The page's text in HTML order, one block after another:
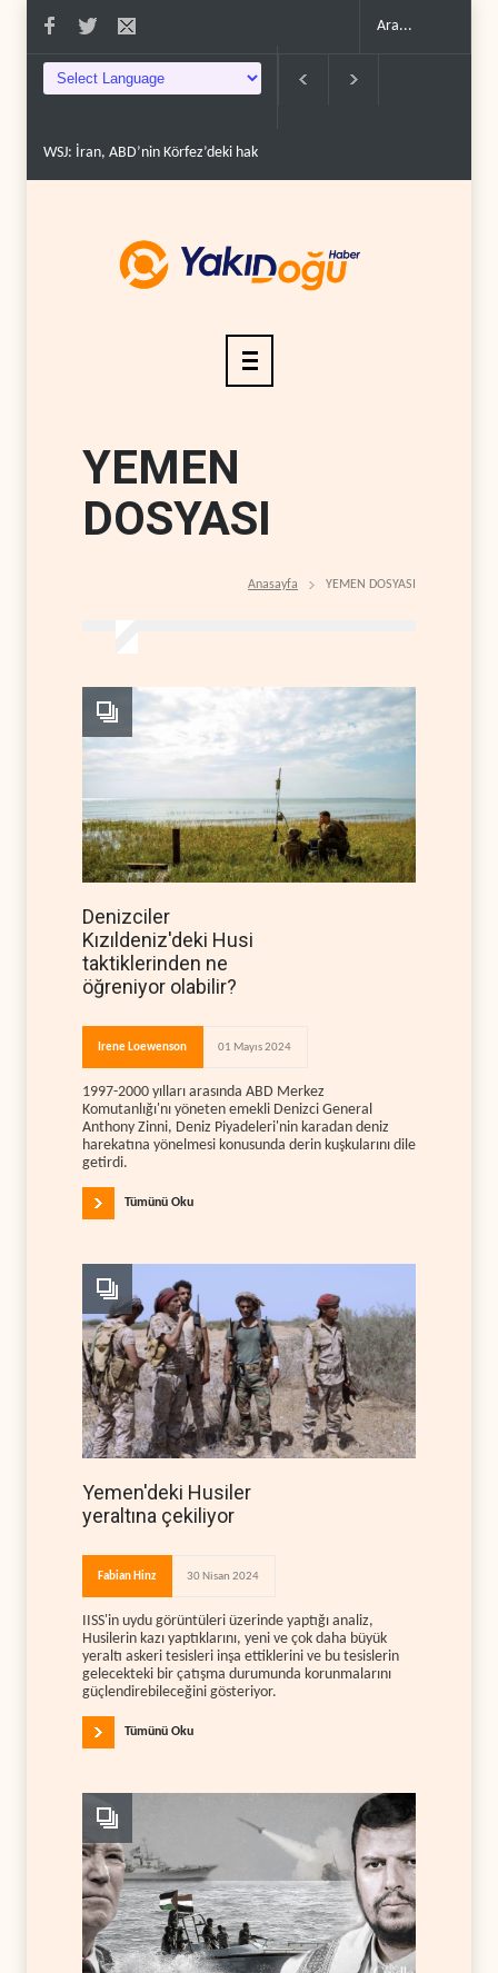
erdir.. İran: ABD’nin kara saldırısı planını başarısızlı..
YEMEN
DOSYASI
Anasayfa YEMEN DOSYASI
Denizciler
Kızıldeniz'deki Husi
taktiklerinden ne
öğreniyor olabilir?
Irene Loewenson 01 Mayıs 2024
1997-2000 yılları arasında ABD Merkez
Komutanlığı'nı yöneten emekli Denizci General
Anthony Zinni, Deniz Piyadeleri'nin karadan deniz
harekatına yönelmesi konusunda derin kuşkularını dile
getirdi.
Tümünü Oku
Yemen'deki Husiler
yeraltına çekiliyor
Fabian Hinz 30 Nisan 2024
IISS'in uydu görüntüleri üzerinde yaptığı analiz,
Husilerin kazı yaptıklarını, yeni ve çok daha büyük
yeraltı askeri tesisleri inşa ettiklerini ve bu tesislerin
gelecekteki bir çatışma durumunda korunmalarını
güçlendirebileceğini gösteriyor.
Tümünü Oku